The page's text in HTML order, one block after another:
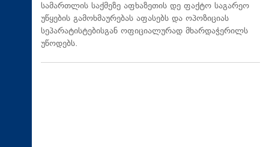
სამართლის საქმეზე აფხაზეთის დე ფაქტო საგარეო
უწყების გამოხმაურებას აფასებს და ოპოზიციას
სეპარატისტებისგან ოფიციალურად მხარდაჭერილს
უწოდებს.